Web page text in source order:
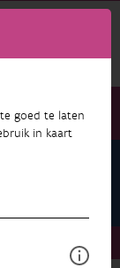
goed te laten
in kaart